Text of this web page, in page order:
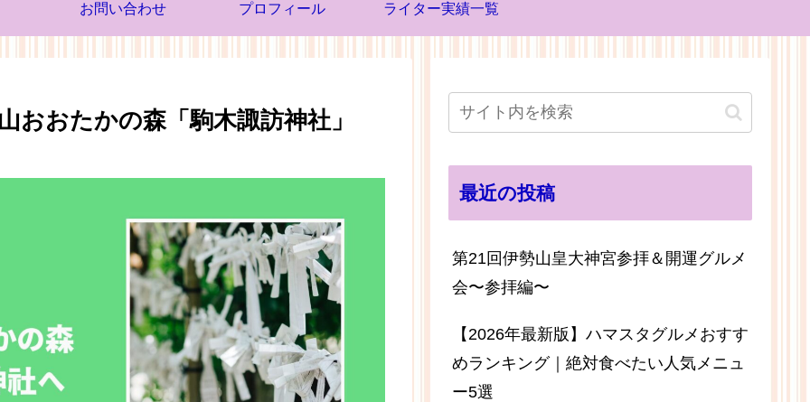
お問い合わせ プロフィール ライター実績一覧
おおたかの森「駒木諏訪神社」
最近の投稿
第21回伊勢山皇大神宮参拝＆開運グルメ
会〜参拝編〜
【2026年最新版】ハマスタグルメおすす
めランキング｜絶対食べたい人気メニュ
ー5選